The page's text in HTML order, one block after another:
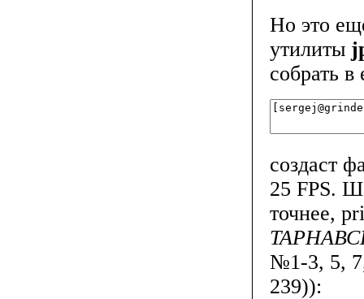
Но это
утилиты
собрать
создаст
25 FPS.
точнее,
№1-3, 5,
239)):